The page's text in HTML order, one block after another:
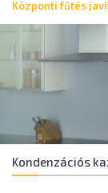
Központi fűtés
Kondenzációs